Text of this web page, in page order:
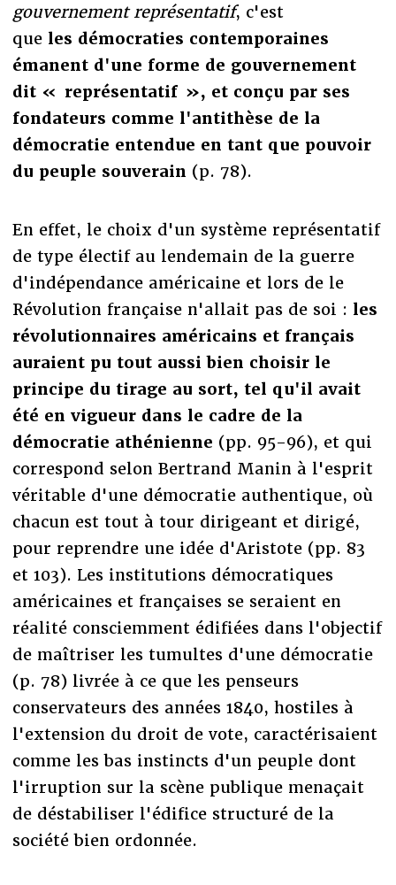
gouvernement représentatif, c'est
que les démocraties contemporaines
émanent d'une forme de gouvernement
dit « représentatif », et conçu par ses
fondateurs comme l'antithèse de la
démocratie entendue en tant que pouvoir
du peuple souverain (p. 78).
En effet, le choix d'un système représentatif
de type électif au lendemain de la guerre
d'indépendance américaine et lors de le
Révolution française n'allait pas de soi : les
révolutionnaires américains et français
auraient pu tout aussi bien choisir le
principe du tirage au sort, tel qu'il avait
été en vigueur dans le cadre de la
démocratie athénienne (pp. 95-96), et qui
correspond selon Bertrand Manin à l'esprit
véritable d'une démocratie authentique, où
chacun est tout à tour dirigeant et dirigé,
pour reprendre une idée d'Aristote (pp. 83
et 103). Les institutions démocratiques
américaines et françaises se seraient en
réalité consciemment édifiées dans l'objectif
de maîtriser les tumultes d'une démocratie
(p. 78) livrée à ce que les penseurs
conservateurs des années 1840, hostiles à
l'extension du droit de vote, caractérisaient
comme les bas instincts d'un peuple dont
l'irruption sur la scène publique menaçait
de déstabiliser l'édifice structuré de la
société bien ordonnée.